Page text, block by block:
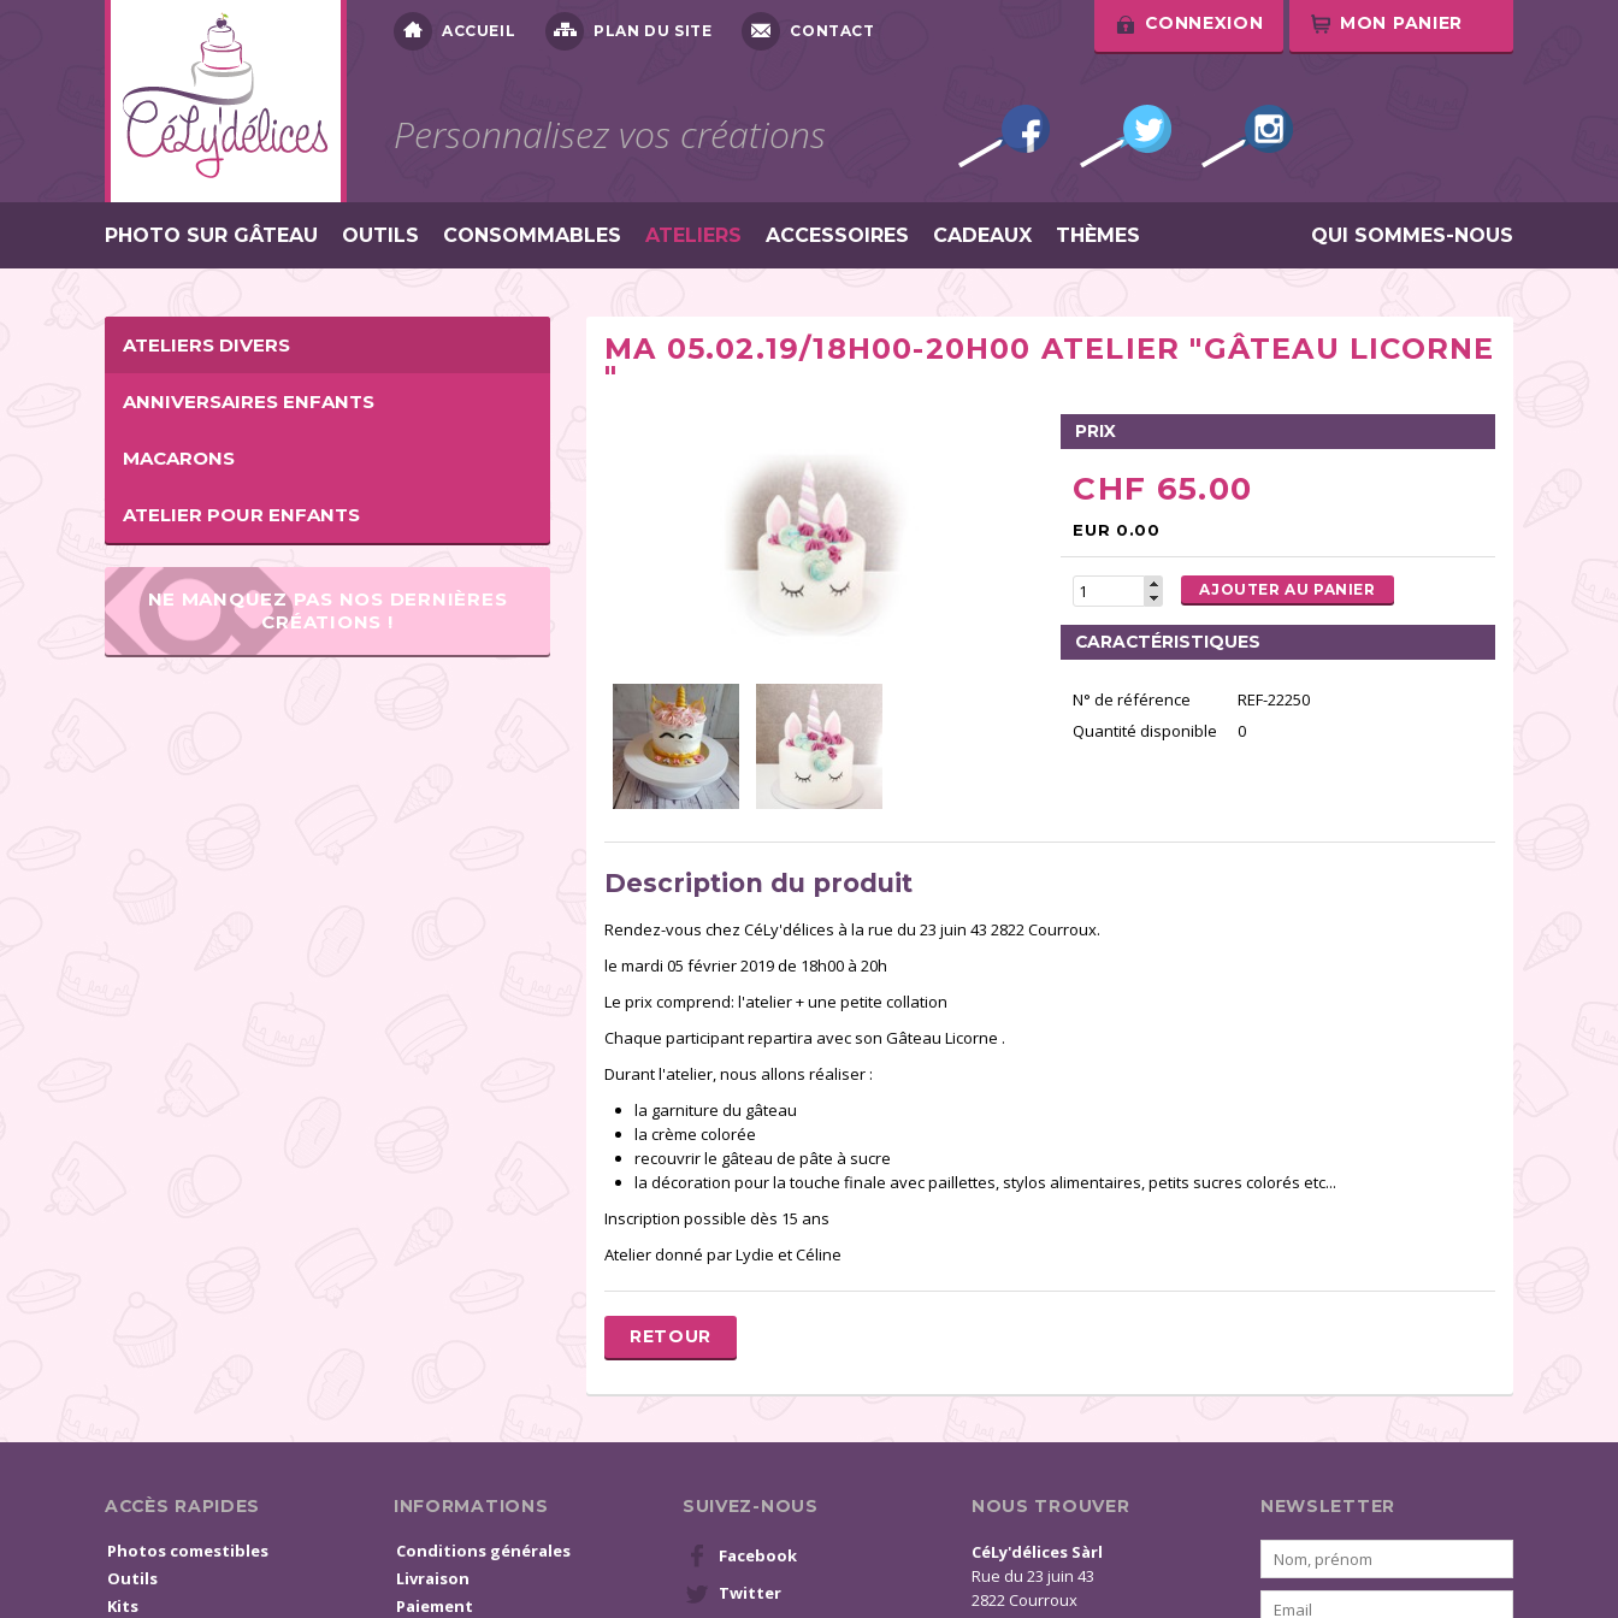
ACCUEIL PLAN DU SITE CONTACT CONNEXION MON PANIER
Personnalisez vos créations
PHOTO SUR GÂTEAU OUTILS CONSOMMABLES ATELIERS ACCESSOIRES CADEAUX THÈMES QUI SOMMES-NOUS
ATELIERS DIVERS
ANNIVERSAIRES ENFANTS
MACARONS
ATELIER POUR ENFANTS
NE MANQUEZ PAS NOS DERNIÈRES
CRÉATIONS !
MA 05.02.19/18H00-20H00 ATELIER "GÂTEAU LICORNE
"
PRIX
CHF 65.00
EUR 0.00
AJOUTER AU PANIER
CARACTÉRISTIQUES
N° de référence
REF-22250
Quantité disponible
0
Description du produit
Rendez-vous chez CéLy'délices à la rue du 23 juin 43 2822 Courroux.
le mardi 05 février 2019 de 18h00 à 20h
Le prix comprend: l'atelier + une petite collation
Chaque participant repartira avec son Gâteau Licorne .
Durant l'atelier, nous allons réaliser :
la garniture du gâteau
la crème colorée
recouvrir le gâteau de pâte à sucre
la décoration pour la touche finale avec paillettes, stylos alimentaires, petits sucres colorés etc...
Inscription possible dès 15 ans
Atelier donné par Lydie et Céline
RETOUR
ACCÈS RAPIDES
Photos comestibles
Outils
Kits
INFORMATIONS
Conditions générales
Livraison
Paiement
SUIVEZ-NOUS
Facebook
Twitter
NOUS TROUVER
CéLy'délices Sàrl
Rue du 23 juin 43
2822 Courroux
NEWSLETTER